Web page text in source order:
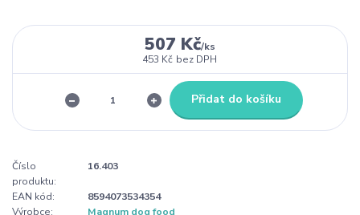
507 Kč/ks
453 Kč bez DPH
Přidat do košíku
Číslo
produktu:
16.403
EAN kód:
8594073534354
Výrobce:
Magnum dog food